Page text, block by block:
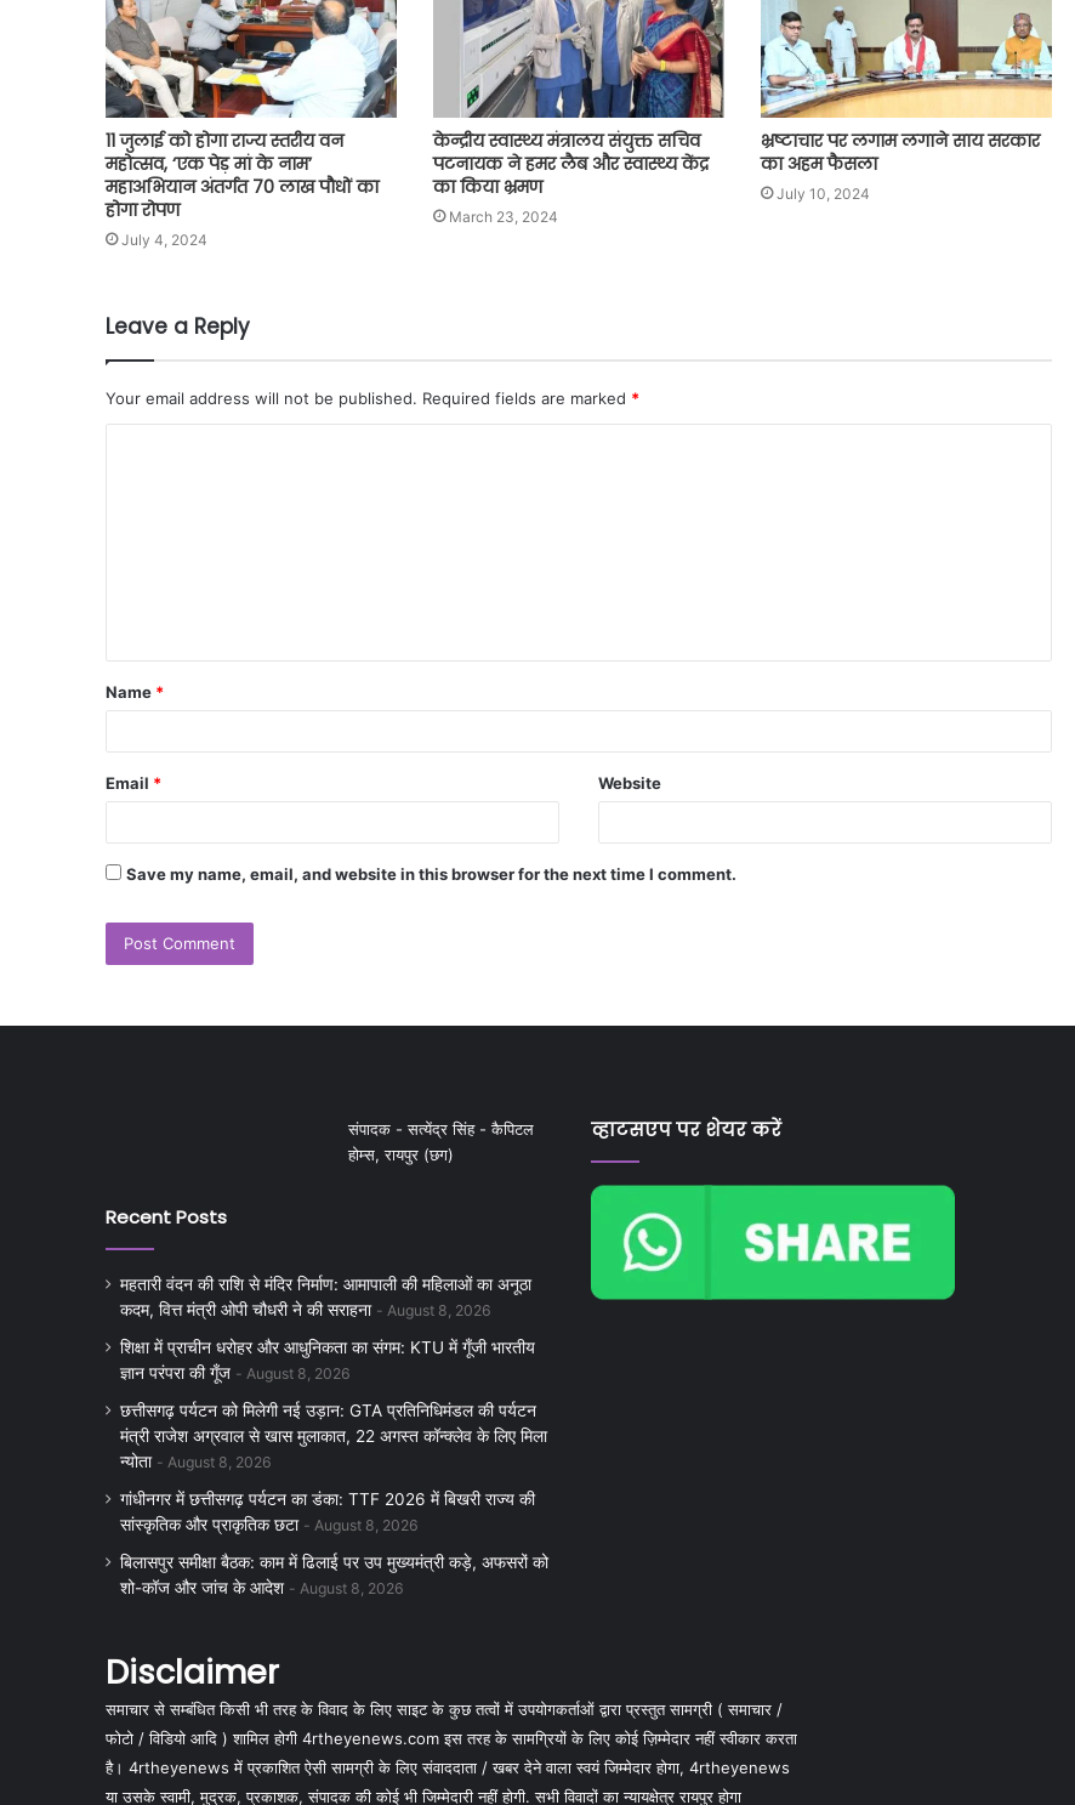
11 जुलाई को होगा राज्य स्तरीय वन
महोत्सव, ‘एक पेड़ मां के नाम’
महाअभियान अंतर्गत 70 लाख पौधों का
होगा रोपण
July 4, 2024
केन्द्रीय स्वास्थ्य मंत्रालय संयुक्त सचिव
पटनायक ने हमर लैब और स्वास्थ्य केंद्र
का किया भ्रमण
March 23, 2024
भ्रष्टाचार पर लगाम लगाने साय सरकार
का अहम फैसला
July 10, 2024
Leave a Reply
Your email address will not be published. Required fields are marked *
Name *
Email * Website
Save my name, email, and website in this browser for the next time I comment.
संपादक - सत्येंद्र सिंह - कैपिटल
होम्स, रायपुर (छग)
Recent Posts
महतारी वंदन की राशि से मंदिर निर्माण: आमापाली की महिलाओं का अनूठा
कदम, वित्त मंत्री ओपी चौधरी ने की सराहना
August 8, 2026
शिक्षा में प्राचीन धरोहर और आधुनिकता का संगम: KTU में गूँजी भारतीय
ज्ञान परंपरा की गूँज
August 8, 2026
छत्तीसगढ़ पर्यटन को मिलेगी नई उड़ान: GTA प्रतिनिधिमंडल की पर्यटन
मंत्री राजेश अग्रवाल से खास मुलाकात, 22 अगस्त कॉन्क्लेव के लिए मिला
न्योता
August 8, 2026
गांधीनगर में छत्तीसगढ़ पर्यटन का डंका: TTF 2026 में बिखरी राज्य की
सांस्कृतिक और प्राकृतिक छटा
August 8, 2026
बिलासपुर समीक्षा बैठक: काम में ढिलाई पर उप मुख्यमंत्री कड़े, अफसरों को
शो-कॉज और जांच के आदेश
August 8, 2026
व्हाटसएप पर शेयर करें
Disclaimer
समाचार से सम्बंधित किसी भी तरह के विवाद के लिए साइट के कुछ तत्वों में उपयोगकर्ताओं द्वारा प्रस्तुत सामग्री ( समाचार /
फोटो / विडियो आदि ) शामिल होगी 4rtheyenews.com इस तरह के सामग्रियों के लिए कोई ज़िम्मेदार नहीं स्वीकार करता
है। 4rtheyenews में प्रकाशित ऐसी सामग्री के लिए संवाददाता / खबर देने वाला स्वयं जिम्मेदार होगा, 4rtheyenews
या उसके स्वामी, मुद्रक, प्रकाशक, संपादक की कोई भी जिम्मेदारी नहीं होगी. सभी विवादों का न्यायक्षेत्र रायपुर होगा